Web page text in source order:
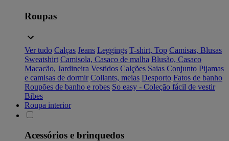
Roupas
Ver tudo Calças Jeans Leggings T-shirt, Top Camisas, Blusas
Sweatshirt Camisola, Casaco de malha Blusão, Casaco
Macacão, Jardineira Vestidos Calções Saias Conjunto Pijamas
e camisas de dormir Collants, meias Desporto Fatos de banho
Roupões de banho e robes So easy - Coleção fácil de vestir
Bibes
Roupa interior
Acessórios e brinquedos